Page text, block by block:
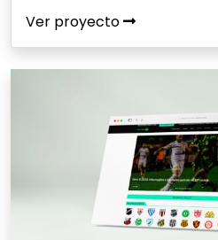
Ver proyecto